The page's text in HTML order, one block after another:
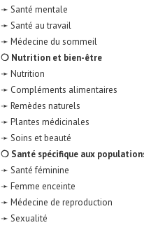
➛ Santé mentale
➛ Santé au travail
➛ Médecine du sommeil
❍ Nutrition et bien-être
➛ Nutrition
➛ Compléments alimentaires
➛ Remèdes naturels
➛ Plantes médicinales
➛ Soins et beauté
❍ Santé spécifique aux
➛ Santé féminine
➛ Femme enceinte
➛ Médecine de reproduction
➛ Sexualité